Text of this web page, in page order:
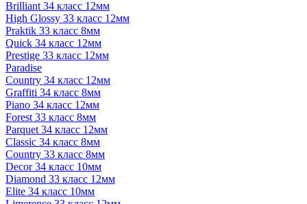
Brilliant 34 класс 12мм
High Glossy 33 класс 12мм
Praktik 33 класс 8мм
Quick 34 класс 12мм
Prestige 33 класс 12мм
Paradise
Country 34 класс 12мм
Graffiti 34 класс 8мм
Piano 34 класс 12мм
Forest 33 класс 8мм
Parquet 34 класс 12мм
Classic 34 класс 8мм
Country 33 класс 8мм
Decor 34 класс 10мм
Diamond 33 класс 12мм
Elite 34 класс 10мм